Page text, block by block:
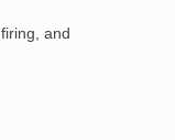
firing, and